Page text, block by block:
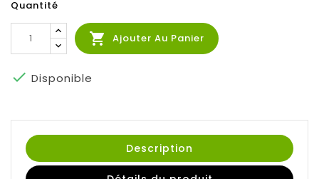
Quantité
 Ajouter Au Panier
 Disponible
Description